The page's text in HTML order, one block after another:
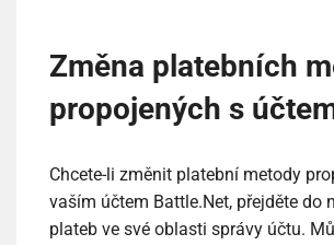
Změna platebních
propojených s
Chcete-li změnit platební metody
vaším účtem Battle.Net, přejděte do
plateb ve své oblasti správy účtu.